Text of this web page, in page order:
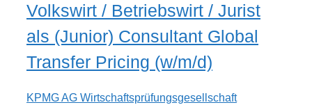
Volkswirt / Betriebswirt / Jurist
als (Junior) Consultant Global
Transfer Pricing (w/m/d)
KPMG AG Wirtschaftsprüfungsgesellschaft